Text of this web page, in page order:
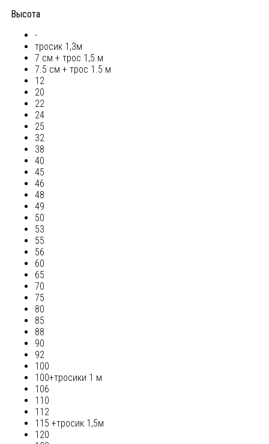
Высота
-
тросик 1,3м
7 см + трос 1,5 м
7.5 см + трос 1.5 м
12
20
22
24
25
32
38
40
45
46
48
49
50
53
55
56
60
65
70
75
80
85
88
90
92
100
100+тросики 1 м
106
110
112
115 +тросик 1,5м
120